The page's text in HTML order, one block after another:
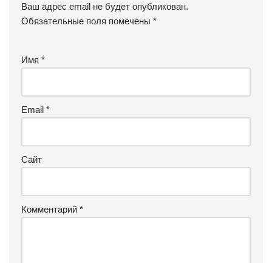
Ваш адрес email не будет опубликован.
Обязательные поля помечены *
Имя *
Email *
Сайт
Комментарий *